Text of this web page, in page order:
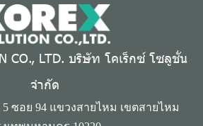
CO., LTD. บริษัท โคเร็กซ์ โซลูชั่น
จำกัด
ซอย 94 แขวงสายไหม เขตสายไหม